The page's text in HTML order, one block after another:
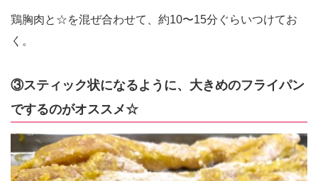
鶏胸肉と☆を混ぜ合わせて、約10〜15分ぐらいつけてお
く。
③スティック状になるように、大きめのフライパン
でするのがオススメ☆